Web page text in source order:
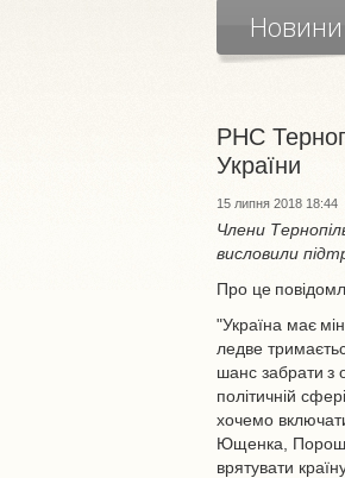
Новини
РНС
України
15 липня 2018 18:44
Члени
висловили
Про це
"Україна має
ледве
шанс забрати з
політичній
хочемо
Ющенка,
врятувати